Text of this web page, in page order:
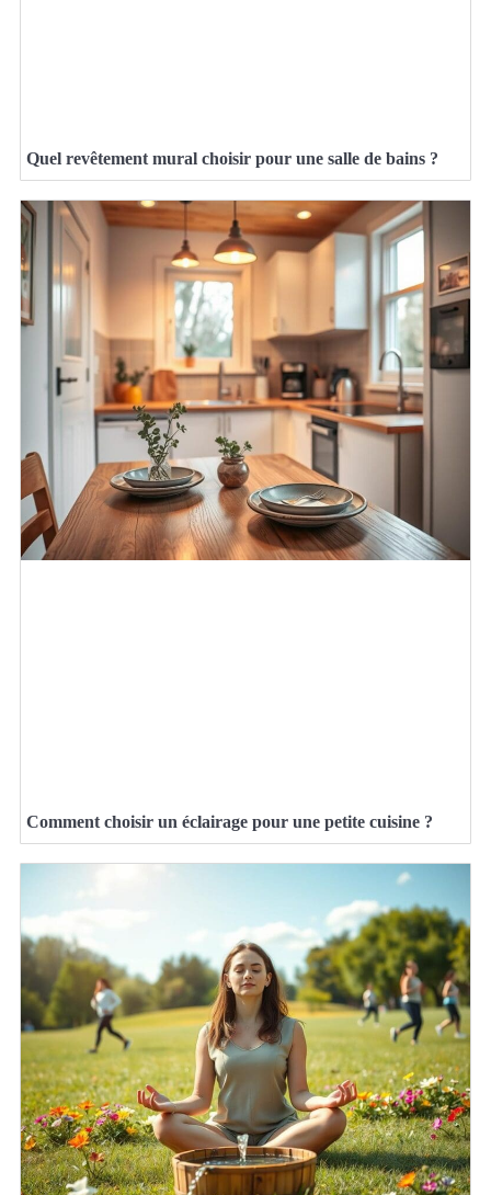
Quel revêtement mural choisir pour une salle de bains ?
Comment choisir un éclairage pour une petite cuisine ?